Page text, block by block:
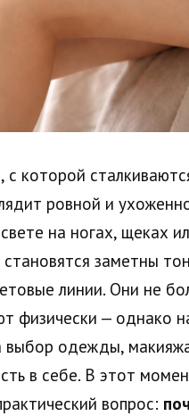
с которой
ровной и
на ногах, щеках
становятся заметны
линии. Они не
физически — однако
выбор одежды,
в себе. В этот
вопрос: